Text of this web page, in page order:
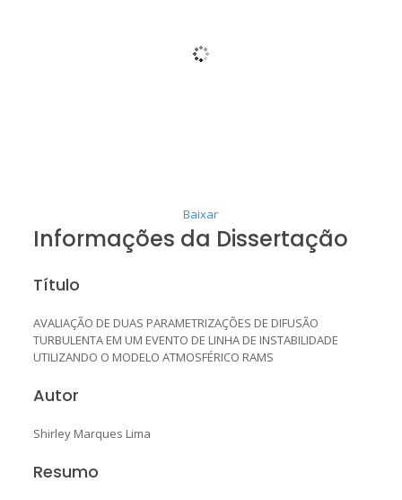
Baixar
Informações da Dissertação
Título
AVALIAÇÃO DE DUAS PARAMETRIZAÇÕES DE DIFUSÃO
TURBULENTA EM UM EVENTO DE LINHA DE INSTABILIDADE
UTILIZANDO O MODELO ATMOSFÉRICO RAMS
Autor
Shirley Marques Lima
Resumo